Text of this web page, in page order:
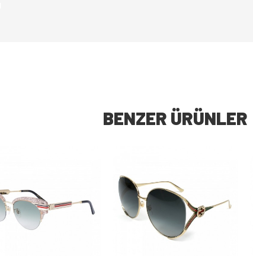
BENZER ÜRÜNLER